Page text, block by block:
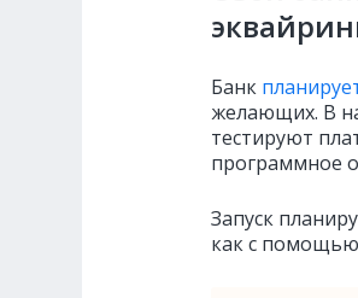
Банк
желающих. В
тестируют
программное
Запуск
как с помощью